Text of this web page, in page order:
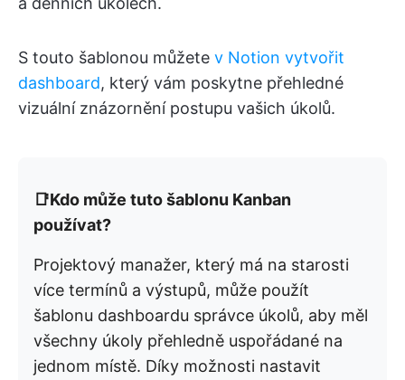
S touto šablonou můžete v Notion vytvořit
dashboard, který vám poskytne přehledné
vizuální znázornění postupu vašich úkolů.
📑Kdo může tuto šablonu Kanban
používat?
Projektový manažer, který má na starosti
více termínů a výstupů, může použít
šablonu dashboardu správce úkolů, aby měl
všechny úkoly přehledně uspořádané na
jednom místě. Díky možnosti nastavit